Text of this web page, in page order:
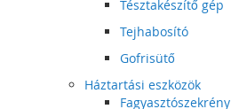
Tésztakészítő gép
Tejhabosító
Gofrisütő
Háztartási eszközök
Fagyasztószekrény